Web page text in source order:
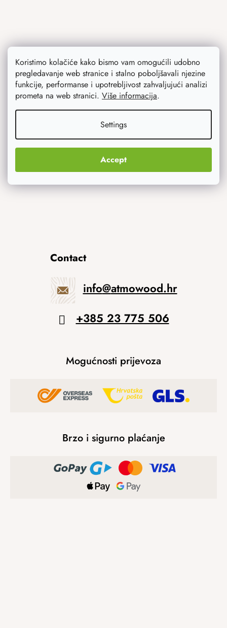
Koristimo kolačiće kako bismo vam omogućili udobno
pregledavanje web stranice i stalno poboljšavali njezine
funkcije, performanse i upotrebljivost zahvaljujući analizi
prometa na web stranici. Više informacija.
Settings
Accept
Ono što vas najviše zanima
Contact
info@atmowood.hr
+385 23 775 506
Mogućnosti prijevoza
Brzo i sigurno plaćanje